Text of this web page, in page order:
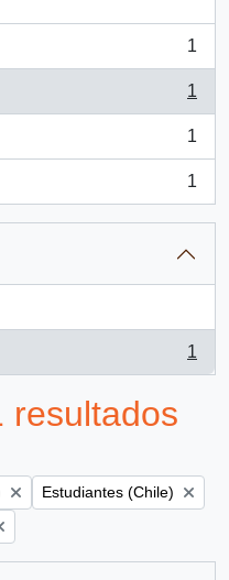
1
1
1
1
1
resultados
Remove filter:
Estudiantes (Chile)